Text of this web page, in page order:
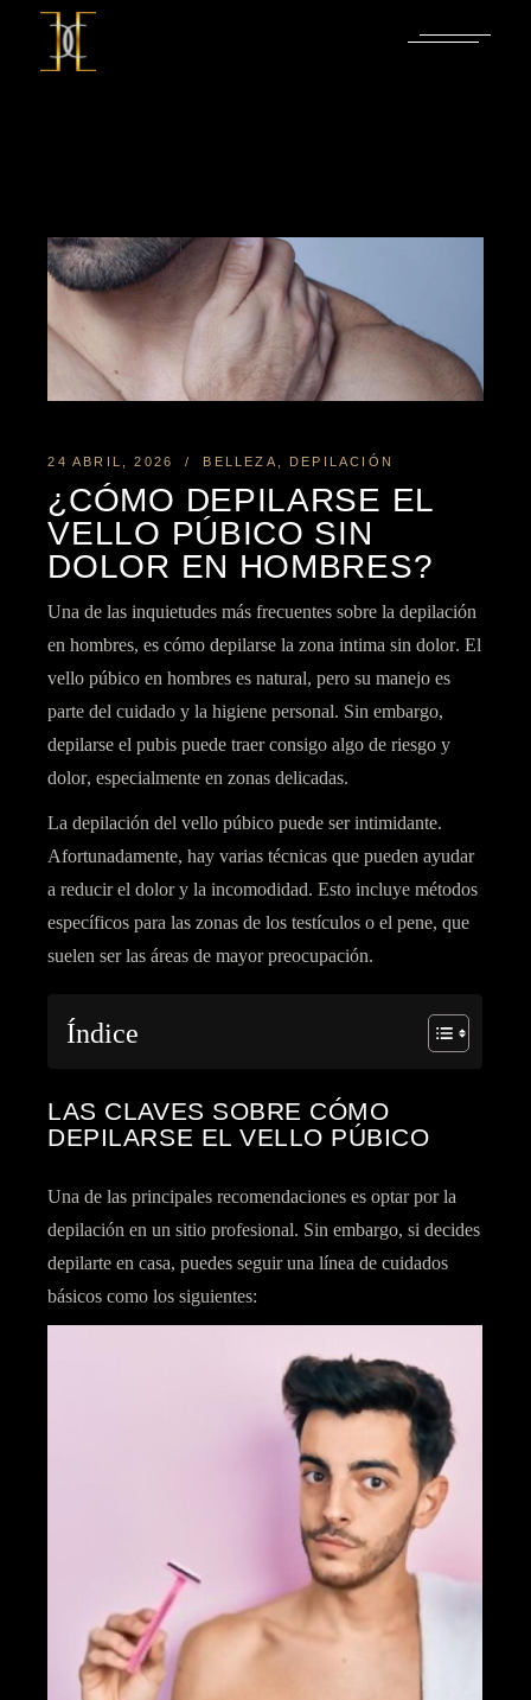
Saltar
contenido
24 ABRIL, 2026 BELLEZA DEPILACIÓN
¿CÓMO DEPILARSE EL
VELLO PÚBICO SIN
DOLOR EN HOMBRES?
Una de las inquietudes más frecuentes sobre la depilación
en hombres, escómo depilarse la zona intima sin dolor. El
vello púbico en hombres es natural, pero su manejo es
parte delcuidado y la higiene personal. Sin embargo,
depilarse el pubispuede traer consigo algo de riesgo y
dolor, especialmente en zonas delicadas.
La depilación del vello púbico puede ser intimidante.
Afortunadamente, hayvarias técnicas que pueden ayudar
areducir el dolory la incomodidad. Esto incluye métodos
específicos para las zonas de los testículos o el pene, que
suelen ser las áreas de mayor preocupación.
Índice
LAS CLAVES SOBRE CÓMO
DEPILARSE EL VELLO PÚBICO
Una de las principales recomendaciones esoptar por la
depilación en un sitio profesional. Sin embargo, si decides
depilarte en casa, puedes seguir una línea de cuidados
básicos como los siguientes: